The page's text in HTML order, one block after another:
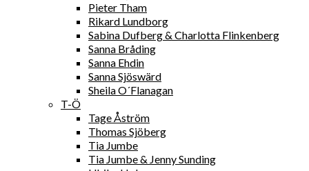
Pieter Tham
Rikard Lundborg
Sabina Dufberg & Charlotta Flinkenberg
Sanna Bråding
Sanna Ehdin
Sanna Sjöswärd
Sheila O´Flanagan
T-Ö
Tage Åström
Thomas Sjöberg
Tia Jumbe
Tia Jumbe & Jenny Sunding